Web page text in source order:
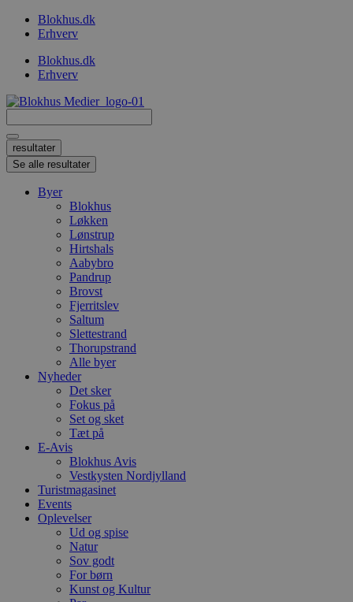
VidereBlokhus.dk
Erhverv
Blokhus.dk
Erhverv
...
resultater
Se alle resultater
Byer
Blokhus
Løkken
Lønstrup
Hirtshals
Aabybro
Pandrup
Brovst
Fjerritslev
Saltum
Slettestrand
Thorupstrand
Alle byer
Nyheder
Det sker
Fokus på
Set og sket
Tæt på
E-Avis
Blokhus Avis
Vestkysten Nordjylland
Turistmagasinet
Events
Oplevelser
Ud og spise
Natur
Sov godt
For børn
Kunst og Kultur